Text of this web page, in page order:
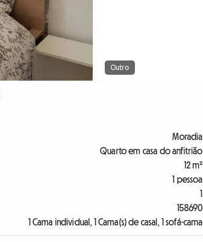
Outro
Moradia
Quarto em casa do anfitrião
12 m²
1 pessoa
1
158690
1 Cama individual, 1 Cama(s) de casal, 1 sofá-cama